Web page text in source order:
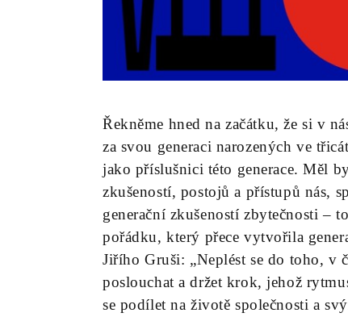
Řekněme hned na začátku, že si v
za svou generaci narozených ve
jako příslušnici této generace. Měl
zkušeností, postojů a přístupů nás,
generační zkušeností zbytečnosti –
pořádku, který přece vytvořila
Jiřího Gruši: „Neplést se do toho, v
poslouchat a držet krok, jehož
se podílet na životě společnosti a